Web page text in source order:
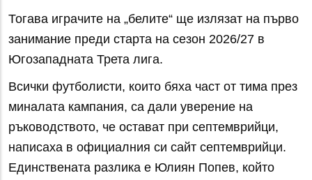
Тогава играчите на „белите“ ще излязат на първо
занимание преди старта на сезон 2026/27 в
Югозападната Трета лига.
Всички футболисти, които бяха част от тима през
миналата кампания, са дали уверение на
ръководството, че остават при септемврийци,
написаха в официалния си сайт септемврийци.
Единствената разлика е Юлиян Попев, който